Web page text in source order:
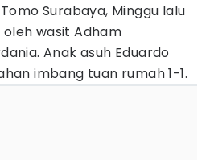
Surabaya, Minggu lalu
wasit Adham
Anak asuh Eduardo
imbang tuan rumah 1-1.